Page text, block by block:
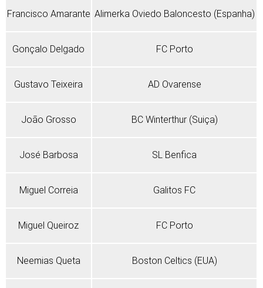
Francisco Amarante Alimerka Oviedo Baloncesto (Espanha)
Gonçalo Delgado FC Porto
Gustavo Teixeira AD Ovarense
João Grosso BC Winterthur (Suiça)
José Barbosa SL Benfica
Miguel Correia Galitos FC
Miguel Queiroz FC Porto
Neemias Queta Boston Celtics (EUA)